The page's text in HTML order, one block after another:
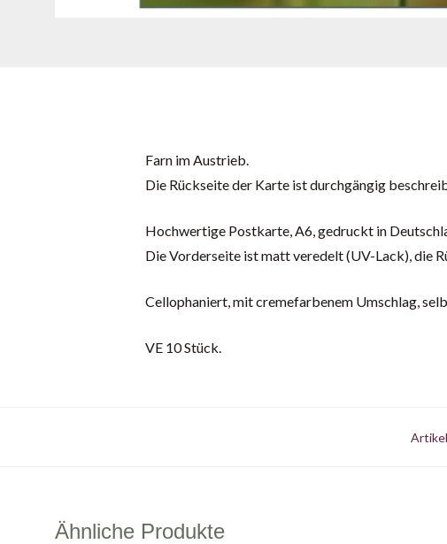
Farn im Austrieb.
Die Rückseite der Karte ist durchgängig
Hochwertige Postkarte, A6, gedruckt in
Die Vorderseite ist matt veredelt (UV-Lack), die
Cellophaniert, mit cremefarbenem Umschlag,
VE 10 Stück.
Ähnliche Produkte